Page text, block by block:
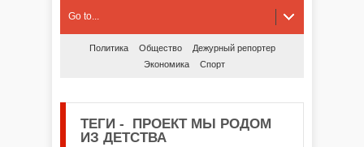
Go to...
Политика Общество
Дежурный репортер
Экономика
Спорт
ТЕГИ - ПРОЕКТ МЫ РОДОМ
ИЗ ДЕТСТВА